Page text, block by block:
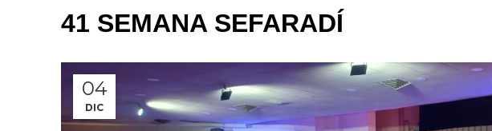
41 SEMANA SEFARADÍ
04
DIC